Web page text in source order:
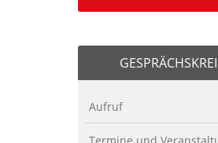
Aufruf